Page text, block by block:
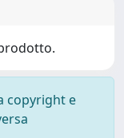
copyright e